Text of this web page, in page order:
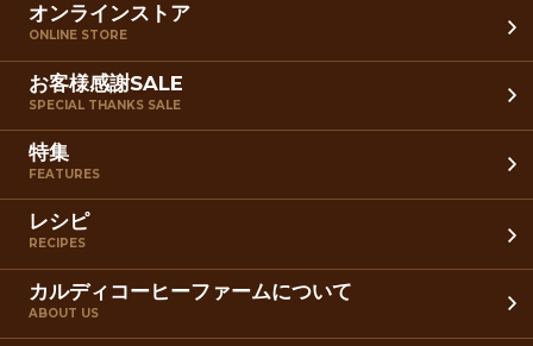
オンラインストア
ONLINE STORE
お客様感謝SALE
SPECIAL THANKS SALE
特集
FEATURES
レシピ
RECIPES
カルディコーヒーファームについて
ABOUT US